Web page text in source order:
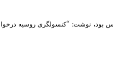
بود، نوشت: “کنسولگری روسیه